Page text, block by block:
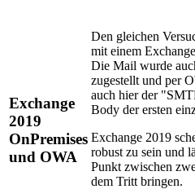
Exchange
2019
OnPremises
und OWA
Den gleichen
mit einem
Die Mail wurde
zugestellt und per
auch hier der
Body der ersten
Exchange 2019
robust zu sein und
Punkt zwischen
dem Tritt bringen.